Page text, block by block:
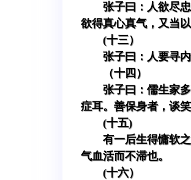
张子曰：人欲尽
欲得真心真气，又当
(十三）
张子曰：人要寻
（十四）
张子曰：儒生家
症耳。善保身者，谈
(十五)
有一后生得慵软
气血活而不滞也。
(十六）